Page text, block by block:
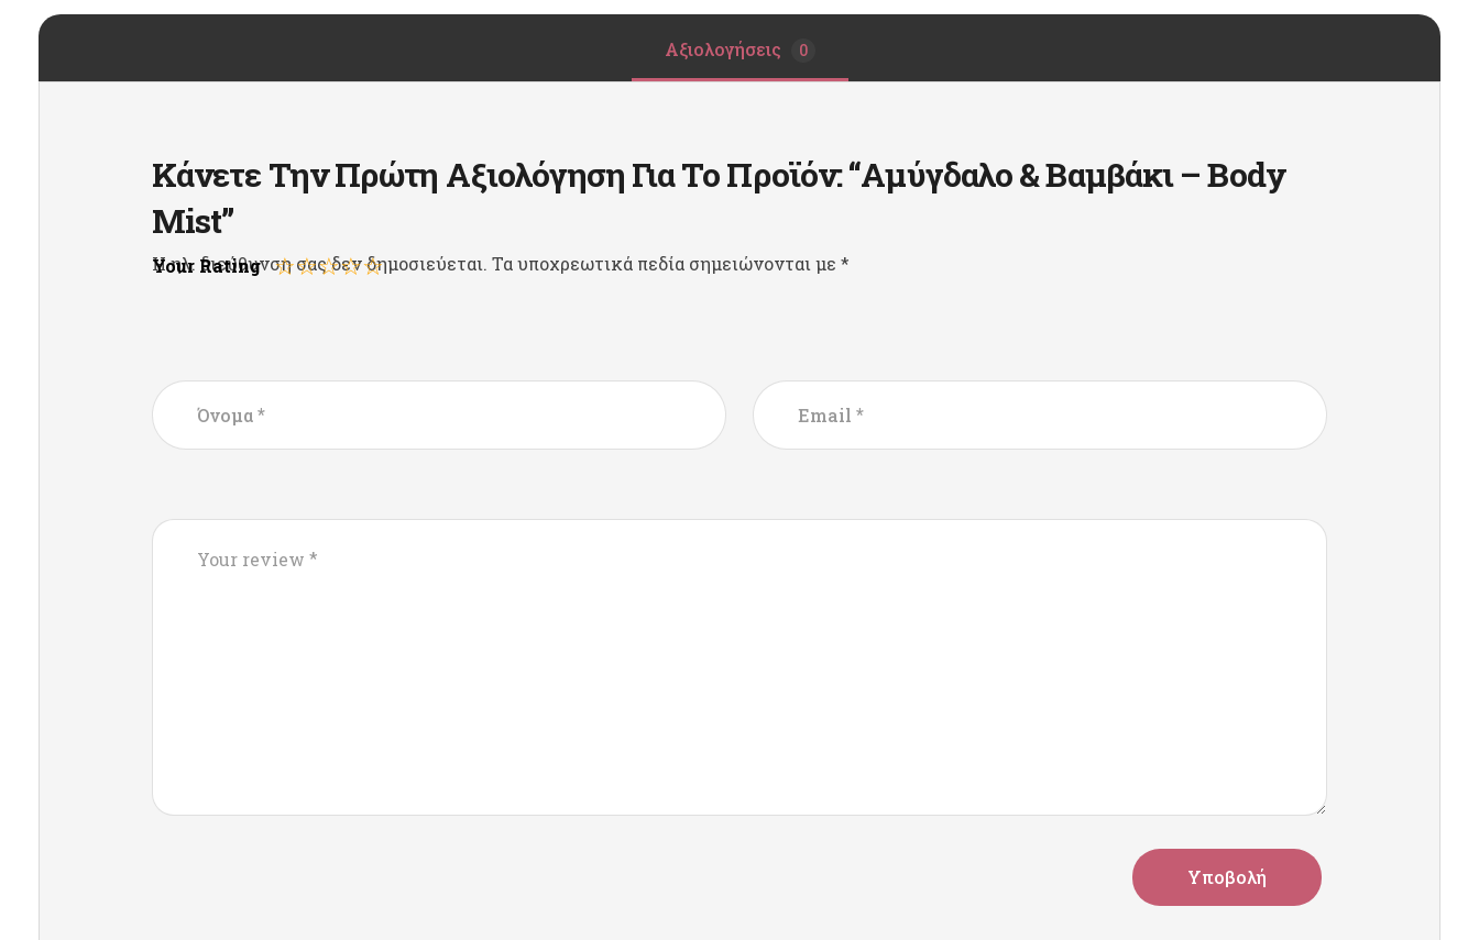
Αξιολογήσεις 0
Κάνετε Την Πρώτη Αξιολόγηση Για Το Προϊόν: “Αμύγδαλο & Βαμβάκι – Body
Mist”
Η ηλ. διεύθυνση σας δεν δημοσιεύεται. Τα υποχρεωτικά πεδία σημειώνονται με *
Όνομα* Email *
Your Rating
Your review *